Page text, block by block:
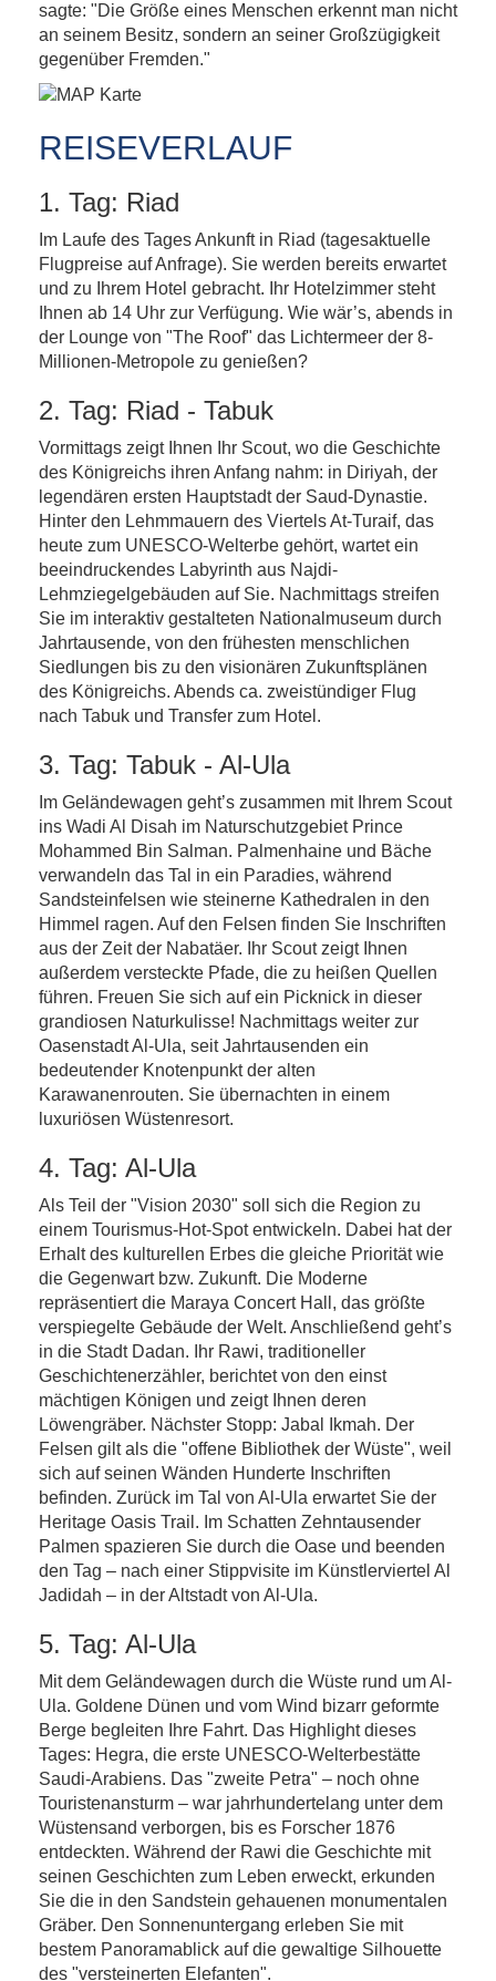
sagte: "Die Größe eines Menschen erkennt man nicht
an seinem Besitz, sondern an seiner Großzügigkeit
gegenüber Fremden."
REISEVERLAUF
1. Tag: Riad
Im Laufe des Tages Ankunft in Riad (tagesaktuelle
Flugpreise auf Anfrage). Sie werden bereits erwartet
und zu Ihrem Hotel gebracht. Ihr Hotelzimmer steht
Ihnen ab 14 Uhr zur Verfügung. Wie wär’s, abends in
der Lounge von "The Roof" das Lichtermeer der 8-
Millionen-Metropole zu genießen?
2. Tag: Riad - Tabuk
Vormittags zeigt Ihnen Ihr Scout, wo die Geschichte
des Königreichs ihren Anfang nahm: in Diriyah, der
legendären ersten Hauptstadt der Saud-Dynastie.
Hinter den Lehmmauern des Viertels At-Turaif, das
heute zum UNESCO-Welterbe gehört, wartet ein
beeindruckendes Labyrinth aus Najdi-
Lehmziegelgebäuden auf Sie. Nachmittags streifen
Sie im interaktiv gestalteten Nationalmuseum durch
Jahrtausende, von den frühesten menschlichen
Siedlungen bis zu den visionären Zukunftsplänen
des Königreichs. Abends ca. zweistündiger Flug
nach Tabuk und Transfer zum Hotel.
3. Tag: Tabuk - Al-Ula
Im Geländewagen geht’s zusammen mit Ihrem Scout
ins Wadi Al Disah im Naturschutzgebiet Prince
Mohammed Bin Salman. Palmenhaine und Bäche
verwandeln das Tal in ein Paradies, während
Sandsteinfelsen wie steinerne Kathedralen in den
Himmel ragen. Auf den Felsen finden Sie Inschriften
aus der Zeit der Nabatäer. Ihr Scout zeigt Ihnen
außerdem versteckte Pfade, die zu heißen Quellen
führen. Freuen Sie sich auf ein Picknick in dieser
grandiosen Naturkulisse! Nachmittags weiter zur
Oasenstadt Al-Ula, seit Jahrtausenden ein
bedeutender Knotenpunkt der alten
Karawanenrouten. Sie übernachten in einem
luxuriösen Wüstenresort.
4. Tag: Al-Ula
Als Teil der "Vision 2030" soll sich die Region zu
einem Tourismus-Hot-Spot entwickeln. Dabei hat der
Erhalt des kulturellen Erbes die gleiche Priorität wie
die Gegenwart bzw. Zukunft. Die Moderne
repräsentiert die Maraya Concert Hall, das größte
verspiegelte Gebäude der Welt. Anschließend geht’s
in die Stadt Dadan. Ihr Rawi, traditioneller
Geschichtenerzähler, berichtet von den einst
mächtigen Königen und zeigt Ihnen deren
Löwengräber. Nächster Stopp: Jabal Ikmah. Der
Felsen gilt als die "offene Bibliothek der Wüste", weil
sich auf seinen Wänden Hunderte Inschriften
befinden. Zurück im Tal von Al-Ula erwartet Sie der
Heritage Oasis Trail. Im Schatten Zehntausender
Palmen spazieren Sie durch die Oase und beenden
den Tag – nach einer Stippvisite im Künstlerviertel Al
Jadidah – in der Altstadt von Al-Ula.
5. Tag: Al-Ula
Mit dem Geländewagen durch die Wüste rund um Al-
Ula. Goldene Dünen und vom Wind bizarr geformte
Berge begleiten Ihre Fahrt. Das Highlight dieses
Tages: Hegra, die erste UNESCO-Welterbestätte
Saudi-Arabiens. Das "zweite Petra" – noch ohne
Touristenansturm – war jahrhundertelang unter dem
Wüstensand verborgen, bis es Forscher 1876
entdeckten. Während der Rawi die Geschichte mit
seinen Geschichten zum Leben erweckt, erkunden
Sie die in den Sandstein gehauenen monumentalen
Gräber. Den Sonnenuntergang erleben Sie mit
bestem Panoramablick auf die gewaltige Silhouette
des "versteinerten Elefanten".